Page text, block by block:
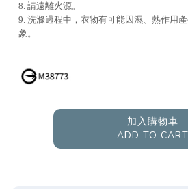
8. 請遠離火源。
9. 洗滌過程中，衣物有可能因濕、熱作用
象。
加入購物車
ADD TO CART